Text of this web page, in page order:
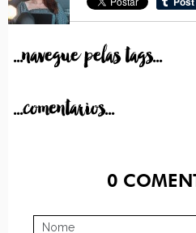
...navegue pelas tags...
...comentarios...
0